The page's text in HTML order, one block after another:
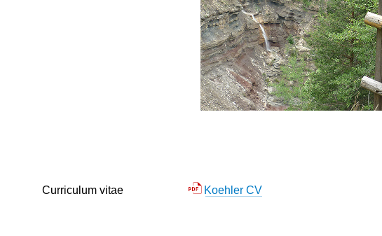
Curriculum vitae Koehler CV